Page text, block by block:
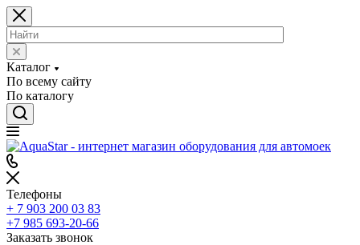
Каталог
По всему сайту
По каталогу
Телефоны
+ 7 903 200 03 83
+7 985 693-20-66
Заказать звонок